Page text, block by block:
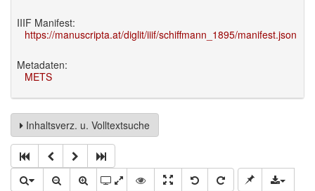
IIIF Manifest:
https://manuscripta.at/diglit/iiif/schiffmann_1895/manifest.json
Metadaten:
METS
Inhaltsverz. u. Volltextsuche